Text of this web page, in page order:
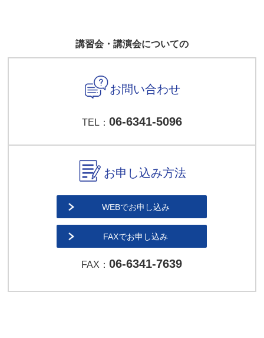
講習会・講演会についての
お問い合わせ
TEL： 06-6341-5096
お申し込み方法
WEBでお申し込み
FAXでお申し込み
FAX：06-6341-7639